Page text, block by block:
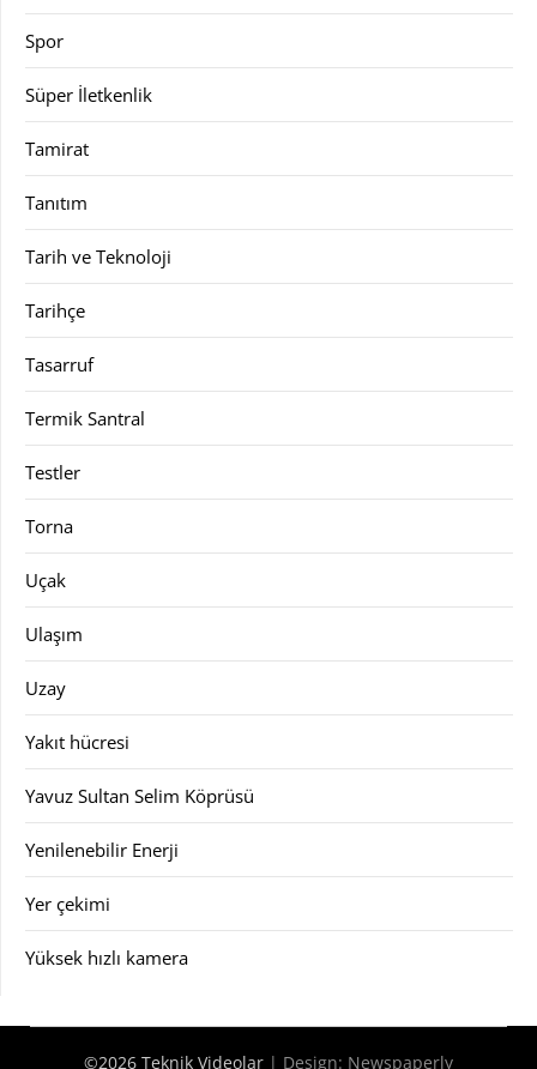
Spor
Süper İletkenlik
Tamirat
Tanıtım
Tarih ve Teknoloji
Tarihçe
Tasarruf
Termik Santral
Testler
Torna
Uçak
Ulaşım
Uzay
Yakıt hücresi
Yavuz Sultan Selim Köprüsü
Yenilenebilir Enerji
Yer çekimi
Yüksek hızlı kamera
©2026 Teknik Videolar | Design: Newspaperly